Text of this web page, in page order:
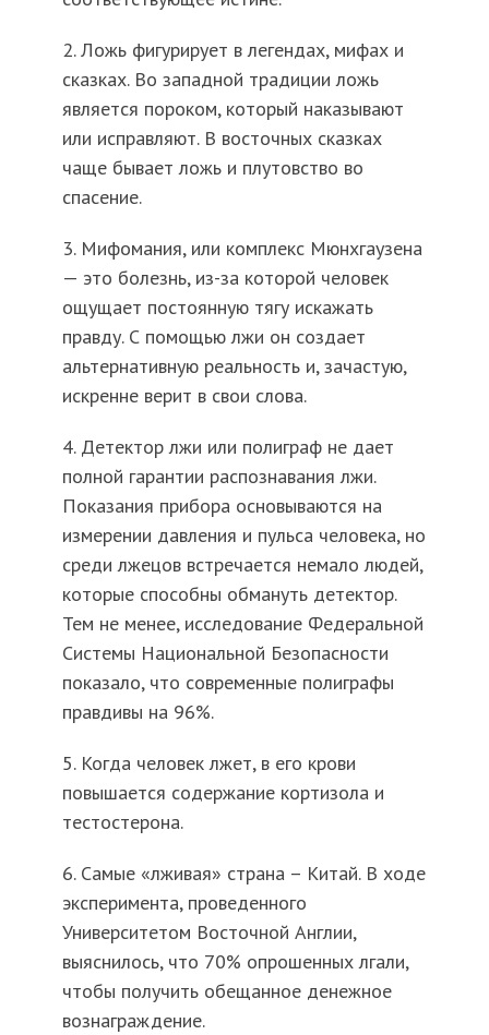
2. Ложь фигурирует в легендах, мифах и
сказках. Во западной традиции ложь
является пороком, который наказывают
или исправляют. В восточных сказках
чаще бывает ложь и плутовство во
спасение.
3. Мифомания, или комплекс Мюнхгаузена
— это болезнь, из-за которой человек
ощущает постоянную тягу искажать
правду. С помощью лжи он создает
альтернативную реальность и, зачастую,
искренне верит в свои слова.
4. Детектор лжи или полиграф не дает
полной гарантии распознавания лжи.
Показания прибора основываются на
измерении давления и пульса человека, но
среди лжецов встречается немало людей,
которые способны обмануть детектор.
Тем не менее, исследование Федеральной
Системы Национальной Безопасности
показало, что современные полиграфы
правдивы на 96%.
5. Когда человек лжет, в его крови
повышается содержание кортизола и
тестостерона.
6. Самые «лживая» страна – Китай. В ходе
эксперимента, проведенного
Университетом Восточной Англии,
выяснилось, что 70% опрошенных лгали,
чтобы получить обещанное денежное
вознаграждение.